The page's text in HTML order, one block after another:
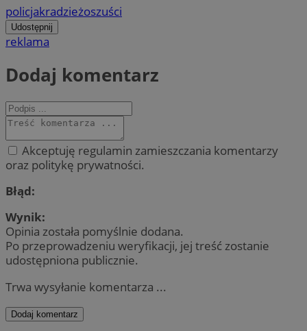
policjakradzieżoszuści
Udostępnij
reklama
Dodaj komentarz
Akceptuję regulamin zamieszczania komentarzy
oraz politykę prywatności.
Błąd:
Wynik:
Opinia została pomyślnie dodana.
Po przeprowadzeniu weryfikacji, jej treść zostanie
udostępniona publicznie.
Trwa wysyłanie komentarza ...
Dodaj komentarz